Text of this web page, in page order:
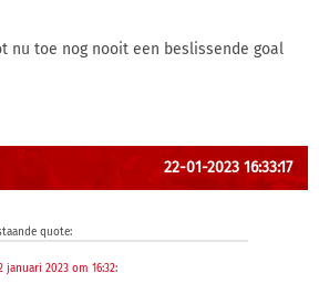
nu toe nog nooit een beslissende goal
22-01-2023 16:33:17
quote:
januari 2023 om 16:32: